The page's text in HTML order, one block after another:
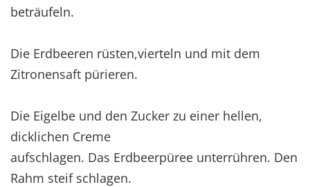
beträufeln.
Die Erdbeeren rüsten,vierteln und mit dem
Zitronensaft pürieren.
Die Eigelbe und den Zucker zu einer hellen,
dicklichen Creme
aufschlagen. Das Erdbeerpüree unterrühren. Den
Rahm steif schlagen.